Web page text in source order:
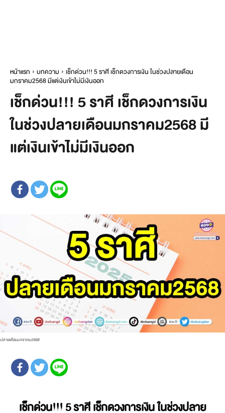
หน้าแรก บทความ
เช็กด่วน!!! 5 ราศี เช็กดวงการเงิน ในช่วงปลายเดือน
มกราคม2568 มีแต่เงินเข้าไม่มีเงินออก
เช็กด่วน!!! 5 ราศี เช็กดวงการเงิน
ในช่วงปลายเดือนมกราคม2568 มี
แต่เงินเข้าไม่มีเงินออก
ปลายเดือนมกราคม2568
เช็กด่วน!!! 5 ราศี เช็กดวงการเงิน ในช่วงปลาย